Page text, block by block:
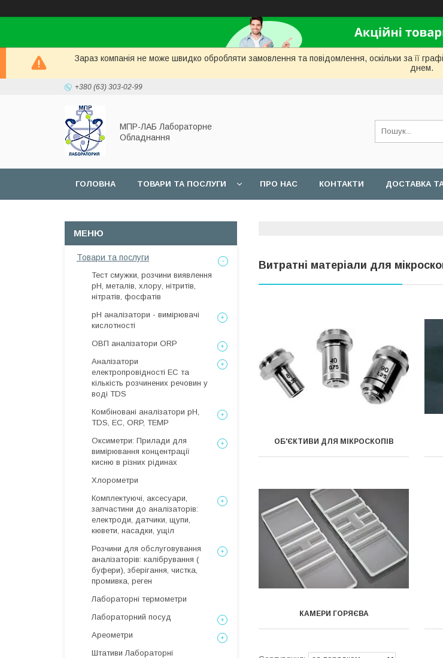
Зараз компанія не може швидко обробляти замовлення та повідомлення, оскільки за її
днем.
+380 (63) 303-02-99
МПР-ЛАБ Лабораторне
Обладнання
ГОЛОВНА ТОВАРИ ТА ПОСЛУГИ ПРО НАС КОНТАКТИ ДОСТАВКА
Витратні матеріали для
ОБ'ЄКТИВИ ДЛЯ МІКРОСКОПІВ
КАМЕРИ ГОРЯЄВА
Товари та послуги
Тест смужки, розчини виявлення
рН, металів, хлору, нітритів,
нітратів, фосфатів
рН аналізатори - вимірювачі
кислотності
ОВП аналізатори ORP
Аналізатори
електропровідності EC та
кількість розчинених речовин у
воді TDS
Комбіновані аналізатори pH,
TDS, EC, ORP, TEMP
Оксиметри: Прилади для
вимірювання концентрації
кисню в різних рідинах
Хлорометри
Комплектуючі, аксесуари,
запчастини до аналізаторів:
електроди, датчики, щупи,
кювети, насадки, ущіл
Розчини для обслуговування
аналізаторів: калібрування (
буфери), зберігання, чистка,
промивка, реген
Лабораторні термометри
Лабораторний посуд
Ареометри
Штативи Лабораторні